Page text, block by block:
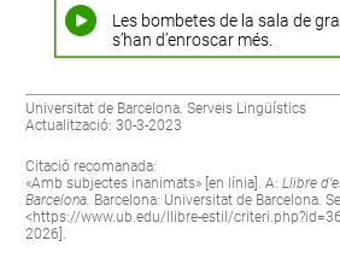
Les bombetes de la sala de
s’han d’enroscar més.
Universitat de Barcelona. Serveis Lingüístics
Actualització: 30-3-2023
Citació recomanada:
«Amb subjectes inanimats» [en línia]. A:Llibre
Barcelona. Barcelona: Universitat de Barcelona.
<https://www.ub.edu/llibre-estil/
2026].